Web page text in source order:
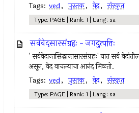
Tags: ved, पुस्तक, वेद, संस्कृत
Type: PAGE | Rank: 1 | Lang: sa
सर्ववेदसारसंग्रहः - जगदुत्पत्तिः
' सर्ववेदान्तसिद्धान्तसारसंग्रहः' यात सर्व
असून, वेद वाचल्याचा आनंद मिळतो.
Tags: ved, पुस्तक, वेद, संस्कृत
Type: PAGE | Rank: 1 | Lang: sa